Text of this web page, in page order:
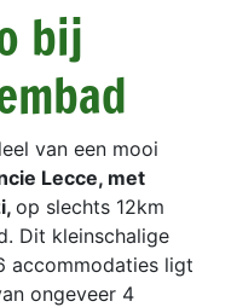
bij
van een mooi
Lecce, met
op slechts 12km
Dit kleinschalige
accommodaties ligt
ongeveer 4